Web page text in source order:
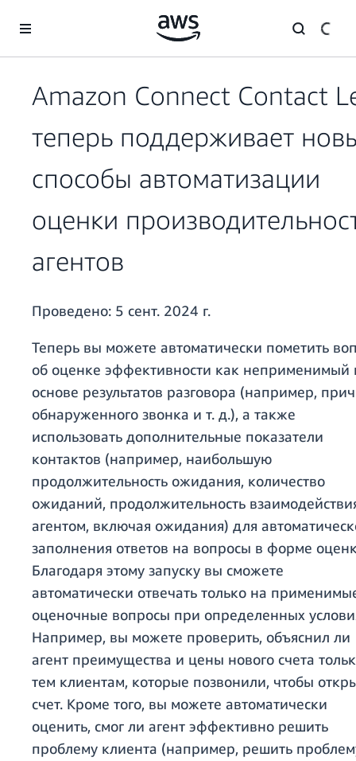
Перейти к главному контенту
Amazon Connect Contact
теперь поддерживает
способы автоматизации
оценки
агентов
Проведено: 5 сент. 2024 г.
Теперь вы можете автоматически пометить
об оценке эффективности как неприменимый
основе результатов разговора (например,
обнаруженного звонка и т. д.), а также
использовать дополнительные показатели
контактов (например, наибольшую
продолжительность ожидания, количество
ожиданий, продолжительность
агентом, включая ожидания) для
заполнения ответов на вопросы в форме
Благодаря этому запуску вы сможете
автоматически отвечать только на
оценочные вопросы при определенных
Например, вы можете проверить, объяснил ли
агент преимущества и цены нового счета
тем клиентам, которые позвонили, чтобы
счет. Кроме того, вы можете автоматически
оценить, смог ли агент эффективно решить
проблему клиента (например, решить